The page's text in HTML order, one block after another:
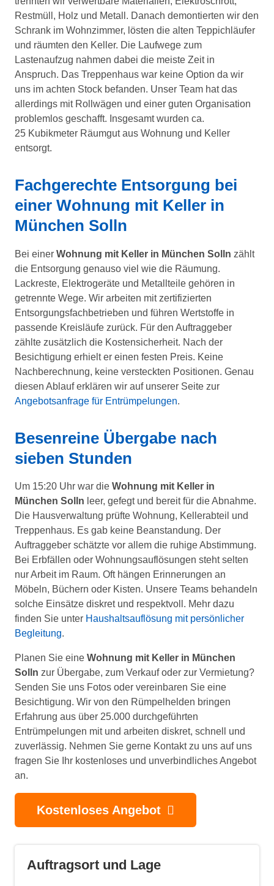
Restmüll, Holz und Metall. Danach demontierten wir den
Schrank im Wohnzimmer, lösten die alten Teppichläufer
und räumten den Keller. Die Laufwege zum
Lastenaufzug nahmen dabei die meiste Zeit in
Anspruch. Das Treppenhaus war keine Option da wir
uns im achten Stock befanden. Unser Team hat das
allerdings mit Rollwägen und einer guten Organisation
problemlos geschafft. Insgesamt wurden ca.
25 Kubikmeter Räumgut aus Wohnung und Keller
entsorgt.
Fachgerechte Entsorgung bei
einer Wohnung mit Keller in
München Solln
Bei einer Wohnung mit Keller in München Solln zählt
die Entsorgung genauso viel wie die Räumung.
Lackreste, Elektrogeräte und Metallteile gehören in
getrennte Wege. Wir arbeiten mit zertifizierten
Entsorgungsfachbetrieben und führen Wertstoffe in
passende Kreisläufe zurück. Für den Auftraggeber
zählte zusätzlich die Kostensicherheit. Nach der
Besichtigung erhielt er einen festen Preis. Keine
Nachberechnung, keine versteckten Positionen. Genau
diesen Ablauf erklären wir auf unserer Seite zur
Angebotsanfrage für Entrümpelungen.
Besenreine Übergabe nach
sieben Stunden
Um 15:20 Uhr war die Wohnung mit Keller in
München Solln leer, gefegt und bereit für die Abnahme.
Die Hausverwaltung prüfte Wohnung, Kellerabteil und
Treppenhaus. Es gab keine Beanstandung. Der
Auftraggeber schätzte vor allem die ruhige Abstimmung.
Bei Erbfällen oder Wohnungsauflösungen steht selten
nur Arbeit im Raum. Oft hängen Erinnerungen an
Möbeln, Büchern oder Kisten. Unsere Teams behandeln
solche Einsätze diskret und respektvoll. Mehr dazu
finden Sie unter Haushaltsauflösung mit persönlicher
Begleitung.
Planen Sie eine Wohnung mit Keller in München
Solln zur Übergabe, zum Verkauf oder zur Vermietung?
Senden Sie uns Fotos oder vereinbaren Sie eine
Besichtigung. Wir von den Rümpelhelden bringen
Erfahrung aus über 25.000 durchgeführten
Entrümpelungen mit und arbeiten diskret, schnell und
zuverlässig. Nehmen Sie gerne Kontakt zu uns auf uns
fragen Sie Ihr kostenloses und unverbindliches Angebot
an.
Kostenloses Angebot
Auftragsort und Lage